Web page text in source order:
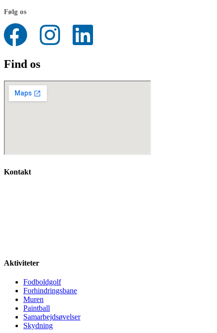
Følg os
Find os
Kontakt
Aktiviteter
Fodboldgolf
Forhindringsbane
Muren
Paintball
Samarbejdsøvelser
Skydning